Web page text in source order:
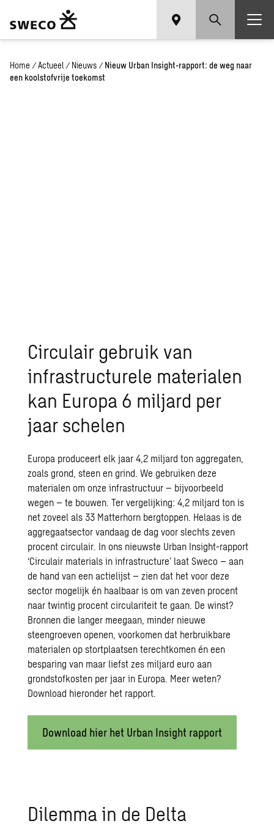
Home / Actueel / Nieuws / Nieuw Urban Insight-rapport: de weg naar
een koolstofvrije toekomst
Circulair gebruik van
infrastructurele materialen
kan Europa 6 miljard per
jaar schelen
Europa produceert elk jaar 4,2 miljard ton aggregaten,
zoals grond, steen en grind. We gebruiken deze
materialen om onze infrastructuur – bijvoorbeeld
wegen – te bouwen. Ter vergelijking: 4,2 miljard ton is
net zoveel als 33 Matterhorn bergtoppen. Helaas is de
aggregaatsector vandaag de dag voor slechts zeven
procent circulair. In ons nieuwste Urban Insight-rapport
‘Circulair materials in infrastructure’ laat Sweco – aan
de hand van een actielijst – zien dat het voor deze
sector mogelijk én haalbaar is om van zeven procent
naar twintig procent circulariteit te gaan. De winst?
Bronnen die langer meegaan, minder nieuwe
steengroeven openen, voorkomen dat herbruikbare
materialen op stortplaatsen terechtkomen én een
besparing van maar liefst zes miljard euro aan
grondstofkosten per jaar in Europa. Meer weten?
Download hieronder het rapport.
Download hier het Urban Insight rapport
Dilemma in de Delta